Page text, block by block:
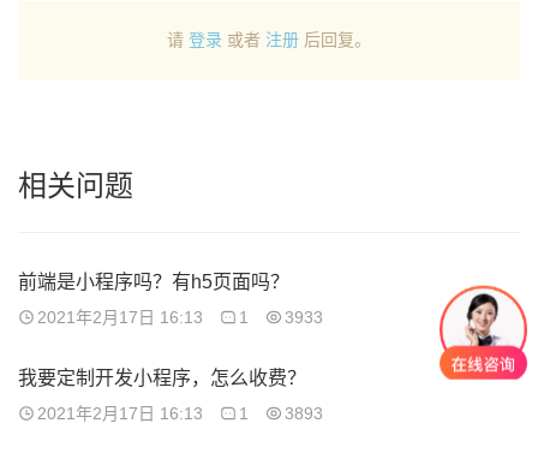
请 登录 或者 注册 后回复。
相关问题
前端是小程序吗？有h5页面吗？
2021年2月17日 16:13 1 3933
我要定制开发小程序，怎么收费？
2021年2月17日 16:13 1 3893